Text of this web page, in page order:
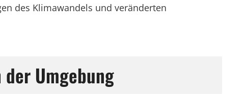
des Klimawandels und veränderten
Umgebung